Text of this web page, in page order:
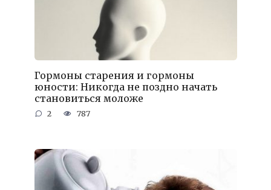
Гормоны старения и гормоны
юности: Никогда не поздно начать
становиться моложе
2 787